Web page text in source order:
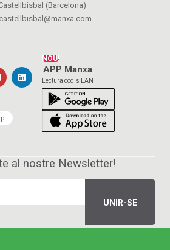
(Barcelona)
NOU!
APP Manxa
Lectura codis EAN
al nostre Newsletter!